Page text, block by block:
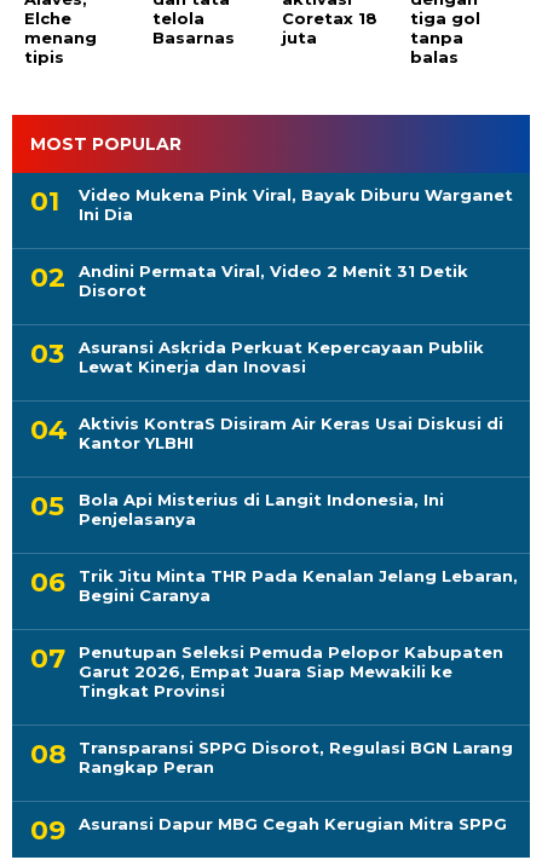
Elche
menang
tipis
telola
Basarnas
Coretax 18
juta
tiga gol
tanpa
balas
MOST POPULAR
Video Mukena Pink Viral, Bayak Diburu Warganet
Ini Dia
Andini Permata Viral, Video 2 Menit 31 Detik
Disorot
Asuransi Askrida Perkuat Kepercayaan Publik
Lewat Kinerja dan Inovasi
Aktivis KontraS Disiram Air Keras Usai Diskusi di
Kantor YLBHI
Bola Api Misterius di Langit Indonesia, Ini
Penjelasanya
Trik Jitu Minta THR Pada Kenalan Jelang Lebaran,
Begini Caranya
Penutupan Seleksi Pemuda Pelopor Kabupaten
Garut 2026, Empat Juara Siap Mewakili ke
Tingkat Provinsi
Transparansi SPPG Disorot, Regulasi BGN Larang
Rangkap Peran
Asuransi Dapur MBG Cegah Kerugian Mitra SPPG